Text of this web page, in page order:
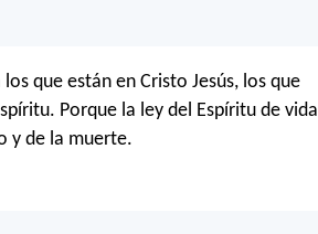
que están en Cristo Jesús, los que
Porque la ley del Espíritu de vida
y de la muerte.